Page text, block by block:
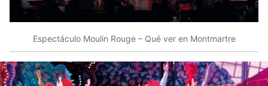
Espectáculo Moulin Rouge – Qué ver en Montmartre